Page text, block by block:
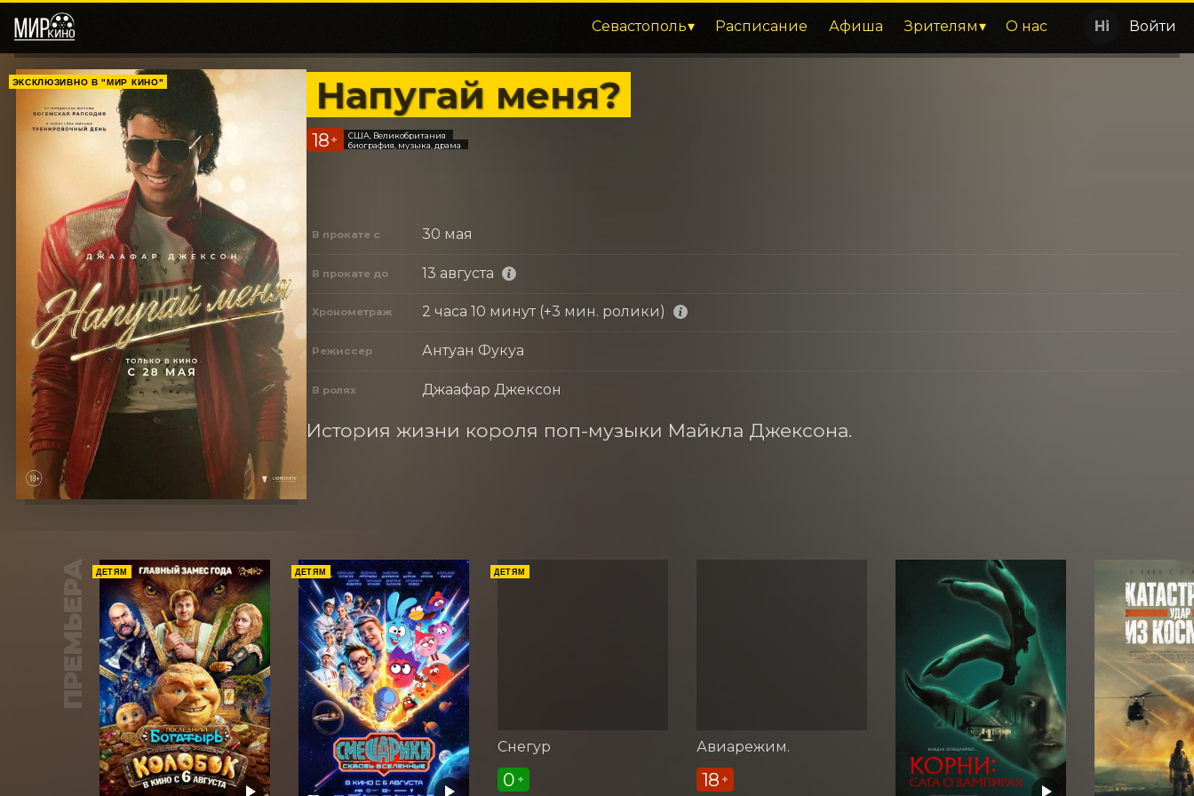
Севастополь Расписание Афиша Зрителям О нас Войти
ЭКСКЛЮЗИВНО В "МИР КИНО" Напугай меня?
18 +
США, Великобритания
биография, музыка, драма
В прокате с 30 мая
В прокате до 13 августа
Хронометраж 2 часа 10 минут (+3 мин. ролики)
Режиссер Антуан Фукуа
В ролях Джаафар Джексон
История жизни короля поп-музыки Майкла Джексона.
ПРЕМЬЕРА ДЕТЯМ ДЕТЯМ ДЕТЯМ
Снегур
0 +
Авиарежим.
18 +